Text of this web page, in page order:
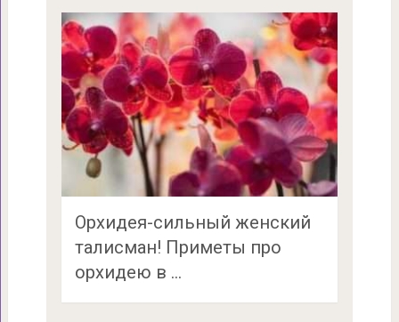
Орхидея-сильный женский
талисман! Приметы про
орхидею в …